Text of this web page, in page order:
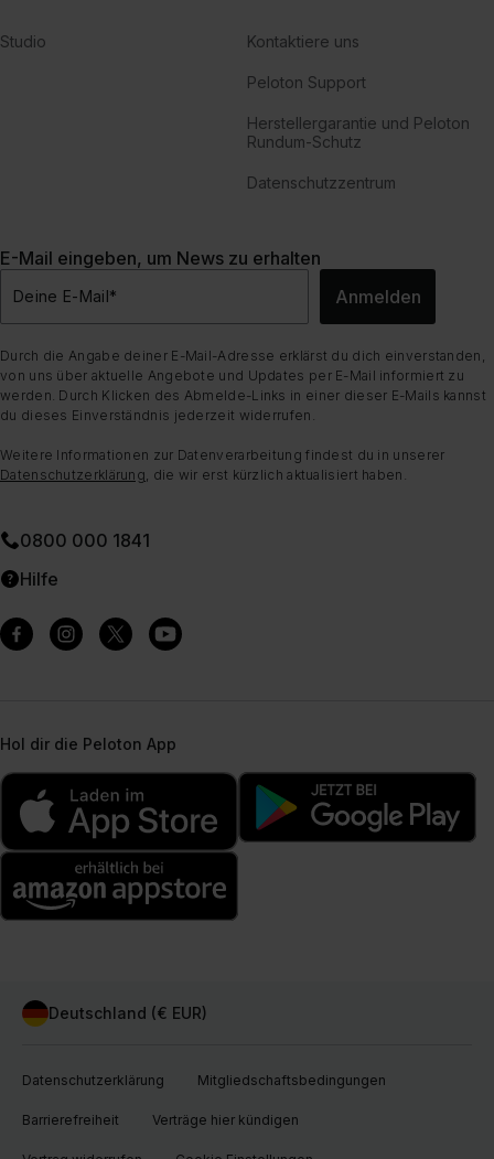
Studio Kontaktiere uns
Peloton Support
Herstellergarantie und Peloton
Rundum-Schutz
Datenschutzzentrum
E-Mail eingeben, um News zu erhalten
Deine E-Mail* Anmelden
Durch die Angabe deiner E-Mail-Adresse erklärst du dich einverstanden,
von uns über aktuelle Angebote und Updates per E-Mail informiert zu
werden. Durch Klicken des Abmelde-Links in einer dieser E-Mails kannst
du dieses Einverständnis jederzeit widerrufen.
Weitere Informationen zur Datenverarbeitung findest du in unserer
Datenschutzerklärung, die wir erst kürzlich aktualisiert haben.
0800 000 1841
Hilfe
Hol dir die Peloton App
Deutschland (€ EUR)
Datenschutzerklärung Mitgliedschaftsbedingungen
Barrierefreiheit Verträge hier kündigen